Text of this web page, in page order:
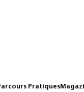
Pratiques